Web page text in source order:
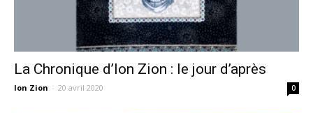
La Chronique d’Ion Zion : le jour d’après
Ion Zion - 20 avril 2020 0